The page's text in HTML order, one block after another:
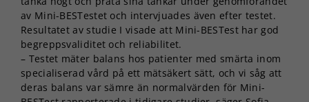
av Mini-BESTestet och intervjuades även efter testet.
Resultatet av studie I visade att Mini-BESTest har god
begreppsvaliditet och reliabilitet.
– Testet mäter balans hos patienter med smärta inom
specialiserad vård på ett mätsäkert sätt, och vi såg att
deras balans var sämre än normalvärden för Mini-